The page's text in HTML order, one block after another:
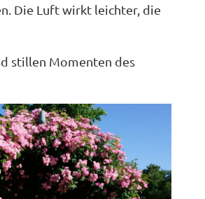
Die Luft wirkt leichter, die
stillen Momenten des